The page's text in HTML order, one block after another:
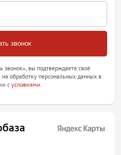
звонок», вы подтверждаете своё
обработку персональных данных в
с условиями.